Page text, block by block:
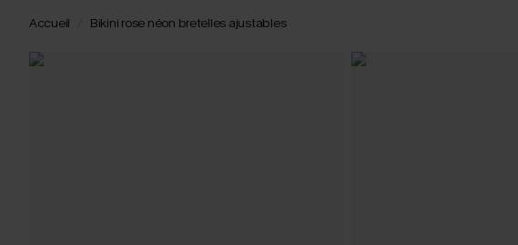
Accueil Bikini rose néon bretelles ajustables